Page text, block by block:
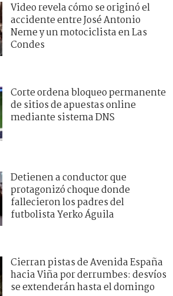
Video revela cómo se originó el
accidente entre José Antonio
Neme y un motociclista en Las
Condes
Corte ordena bloqueo permanente
de sitios de apuestas online
mediante sistema DNS
Detienen a conductor que
protagonizó choque donde
fallecieron los padres del
futbolista Yerko Águila
Cierran pistas de Avenida España
hacia Viña por derrumbes: desvíos
se extenderán hasta el domingo